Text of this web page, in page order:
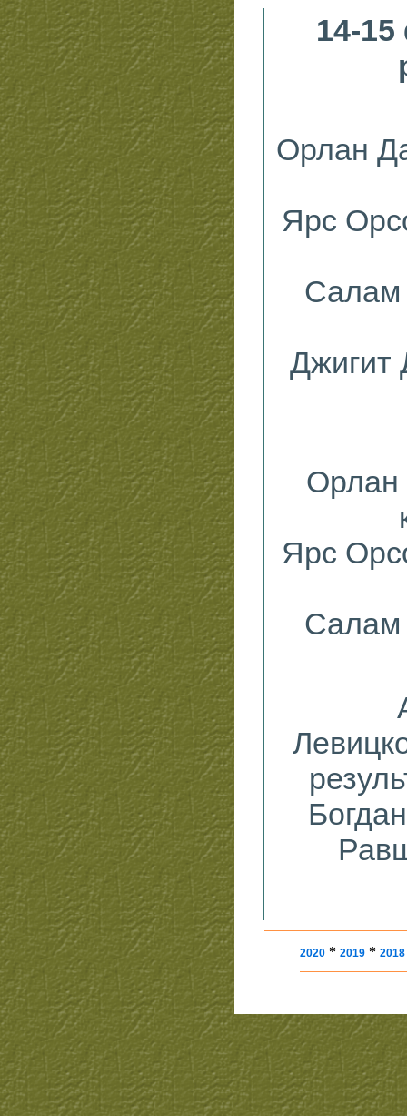
14-
Орлан
Ярс
Салам
Джигит
Орлан
Ярс
Салам
2020 * 2019 * 2018